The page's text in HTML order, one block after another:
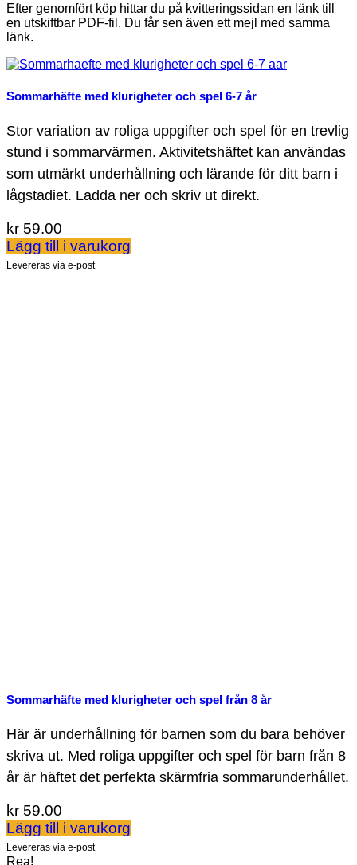
Efter genomfört köp hittar du på kvitteringssidan en länk till
en utskiftbar PDF-fil. Du får sen även ett mejl med samma
länk.
Sommarhäfte med klurigheter och spel 6-7 år
Stor variation av roliga uppgifter och spel för en trevlig
stund i sommarvärmen. Aktivitetshäftet kan användas
som utmärkt underhållning och lärande för ditt barn i
lågstadiet. Ladda ner och skriv ut direkt.
kr 59.00
Lägg till i varukorg
Levereras via e-post
Sommarhäfte med klurigheter och spel från 8 år
Här är underhållning för barnen som du bara behöver
skriva ut. Med roliga uppgifter och spel för barn från 8
år är häftet det perfekta skärmfria sommarunderhållet.
kr 59.00
Lägg till i varukorg
Levereras via e-post
Rea!